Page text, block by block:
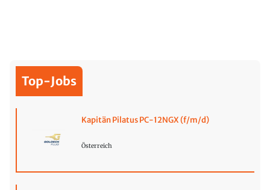
Top-Jobs
Kapitän Pilatus PC-12NGX (f/m/d)
Österreich